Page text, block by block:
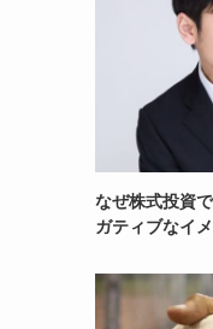
なぜ株式投資
ガティブなイ